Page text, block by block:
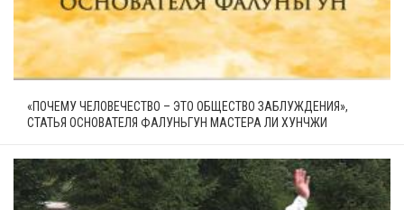
«ПОЧЕМУ ЧЕЛОВЕЧЕСТВО – ЭТО ОБЩЕСТВО ЗАБЛУЖДЕНИЯ»,
СТАТЬЯ ОСНОВАТЕЛЯ ФАЛУНЬГУН МАСТЕРА ЛИ ХУНЧЖИ